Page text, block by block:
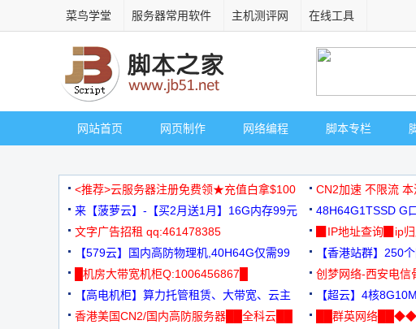
菜鸟学堂 服务器常用软件 主机测评网 在线工具
网站首页 网页制作 网络编程 脚本专栏
<推荐>云服务器注册免费领★充值白拿$100 CN2加速 不限流
来【菠萝云】-【买2月送1月】16G内存99元
48H64G1TSSD G
3000+可免费测试
文字广告招租 qq:461478385
▉IP地址查询▉ip
【579云】国内高防物理机,40H64G仅需99
元
【香港站群】250
█机房大带宽机柜Q:1006456867█
创梦网络-西安电信
88元/月
【高电机柜】算力托管租赁、大带宽、云主
机
【超云】4核
香港美国CN2/国内高防服务器██全科云██
██群英网络